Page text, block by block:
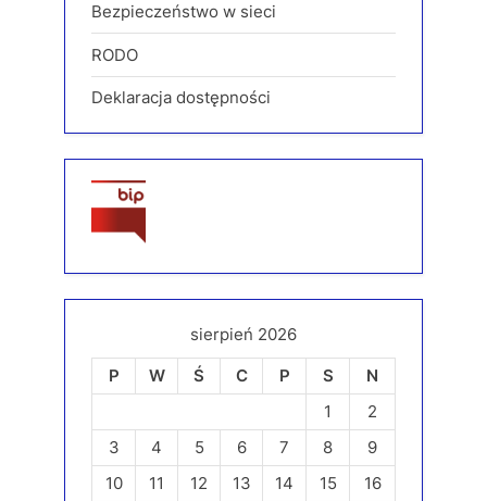
Bezpieczeństwo w sieci
RODO
Deklaracja dostępności
sierpień 2026
P
W Ś C P S
N
1
2
3
4 5 6 7 8
9
10
11 12 13 14 15
16